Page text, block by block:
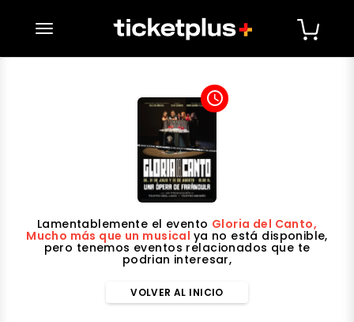
desplegar navegación
access_time
Lamentablemente el evento Gloria del Canto,
Mucho más que un musical ya no está disponible,
pero tenemos eventos relacionados que te
podrian interesar,
VOLVER AL INICIO